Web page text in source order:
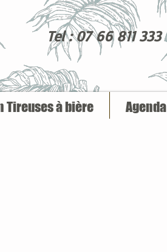
Tel : 07 66 811 333
Tireuses à bière Agenda